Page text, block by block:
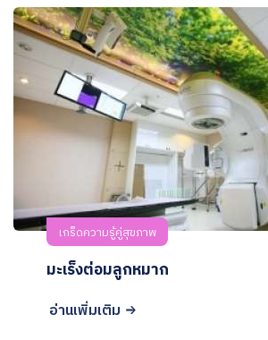
เกร็ดความรู้คู่สุขภาพ
มะเร็งต่อมลูกหมาก
อ่านเพิ่มเติม